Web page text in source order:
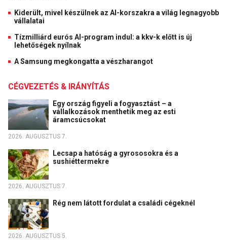
Kiderült, mivel készülnek az AI-korszakra a világ legnagyobb
vállalatai
Tízmilliárd eurós AI-program indul: a kkv-k előtt is új
lehetőségek nyílnak
A Samsung megkongatta a vészharangot
CÉGVEZETÉS & IRÁNYÍTÁS
Egy ország figyeli a fogyasztást – a
vállalkozások menthetik meg az esti
áramcsúcsokat
2026. AUGUSZTUS 7.
Lecsap a hatóság a gyrososokra és a
sushiéttermekre
2026. AUGUSZTUS 7.
Rég nem látott fordulat a családi cégeknél
2026. AUGUSZTUS 5.